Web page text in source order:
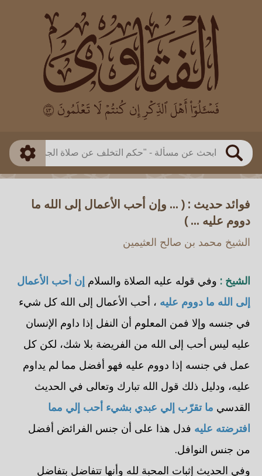
بحث
العالم
بن باز
بن العثيمين
اللجنة الدائمة
طريقة البحث
ذكي
فوائد حديث : ( ... وإن أحب الأعمال إلى الله ما
دووم عليه ... )
الشيخ محمد بن صالح العثيمين
الشيخ : وفي قوله عليه الصلاة والسلام إن أحب الأعمال
إلى الله ما دووم عليه ، أحب الأعمال إلى الله كل شيء
في جنسه وإلا فمن المعلوم أن النفل إذا داوم الإنسان
عليه ليس أحب إلى الله من الفريضة بلا شك، لكن كل
عمل في جنسه إذا دووم عليه فهو أفضل مما لم يداوم
عليه، ودليل ذلك قول الله تبارك وتعالى في الحديث
القدسي ما تقرّب إلي عبدي بشيء أحب إلي مما
افترضته عليه فدل هذا على أن جنس الفرائض أفضل
من جنس النوافل.
وفي الحديث إثبات المحبة لله وأنها تتفاضل بتفاضل